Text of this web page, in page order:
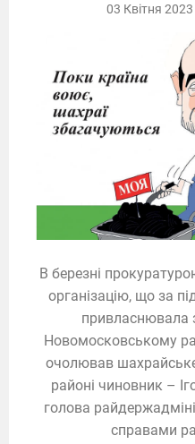
В березні
організацію, що за
привласнювала
Новомосковському
очолював
районі чиновник –
голова
справами
03 Квітня